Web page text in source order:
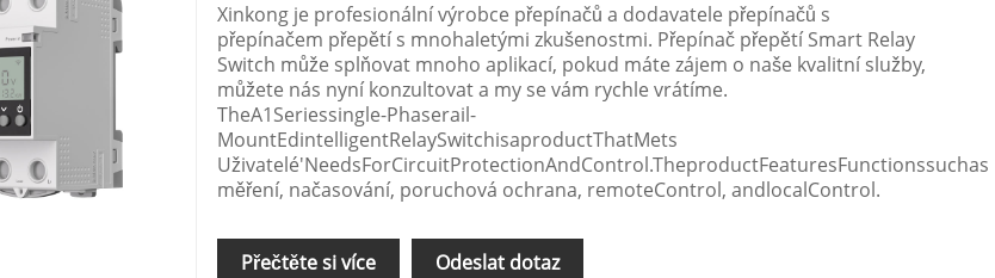
Xinkong je profesionální výrobce přepínačů a dodavatele přepínačů s
přepínačem přepětí s mnohaletými zkušenostmi. Přepínač přepětí Smart Relay
Switch může splňovat mnoho aplikací, pokud máte zájem o naše kvalitní služby,
můžete nás nyní konzultovat a my se vám rychle vrátíme.
TheA1Seriessingle-Phaserail-
MountEdintelligentRelaySwitchisaproductThatMets
Uživatelé'NeedsForCircuitProtectionAndControl.TheproductFeaturesFunctionssuchas
měření, načasování, poruchová ochrana, remoteControl, andlocalControl.
Přečtěte si více Odeslat dotaz